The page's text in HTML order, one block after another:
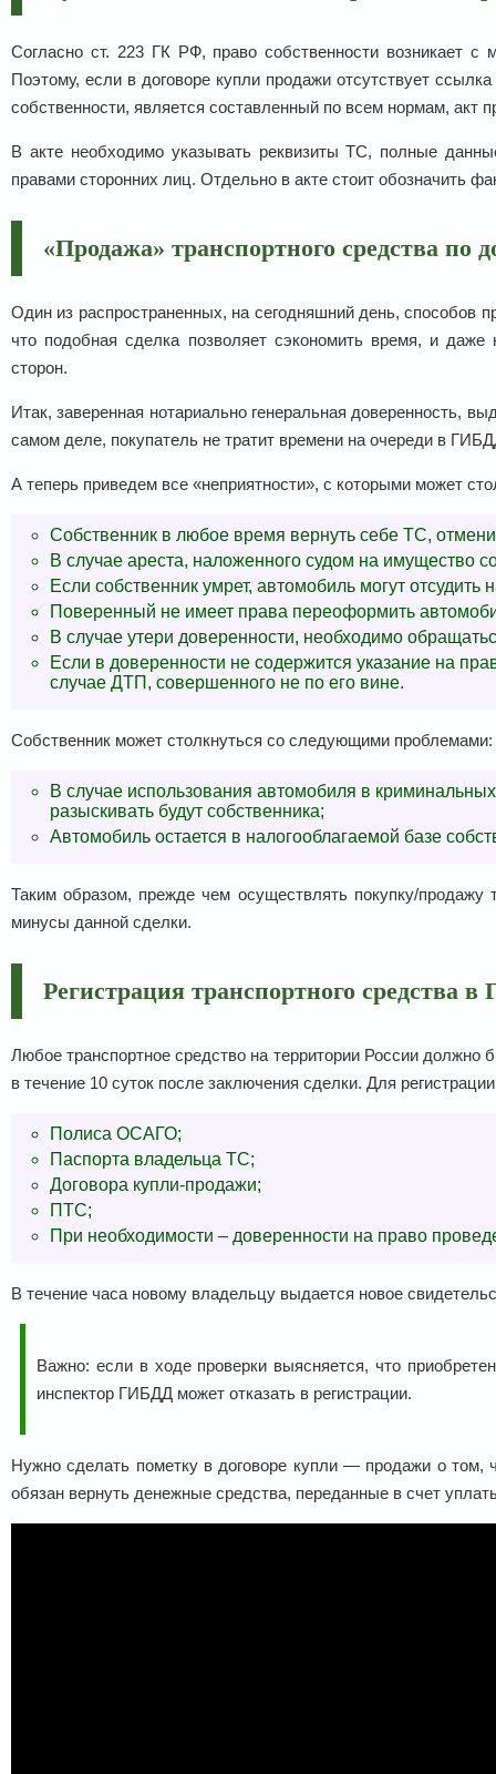
Согласно ст. 223 ГК РФ, право собственности возникает
Поэтому, если в договоре купли продажи отсутствует
собственности, является составленный по всем нормам, акт
В акте необходимо указывать реквизиты ТС, полные
правами сторонних лиц. Отдельно в акте стоит обозначить
«Продажа» транспортного средства по
Один из распространенных, на сегодняшний день, способов
что подобная сделка позволяет сэкономить время, и
сторон.
Итак, заверенная нотариально генеральная доверенность,
самом деле, покупатель не тратит времени на очереди в
А теперь приведем все «неприятности», с которыми может
Собственник в любое время вернуть себе ТС,
В случае ареста, наложенного судом на имущество
Если собственник умрет, автомобиль могут отсудить
Поверенный не имеет права переоформить
В случае утери доверенности, необходимо
Если в доверенности не содержится указание на
случае ДТП, совершенного не по его вине.
Собственник может столкнуться со следующими проблемами:
В случае использования автомобиля в
разыскивать будут собственника;
Автомобиль остается в налогооблагаемой базе
Таким образом, прежде чем осуществлять покупку/продажу
минусы данной сделки.
Регистрация транспортного средства
Любое транспортное средство на территории России
в течение 10 суток после заключения сделки. Для
Полиса ОСАГО;
Паспорта владельца ТС;
Договора купли-продажи;
ПТС;
При необходимости – доверенности на право
В течение часа новому владельцу выдается новое
Важно: если в ходе проверки выясняется, что
инспектор ГИБДД может отказать в регистрации.
Нужно сделать пометку в договоре купли — продажи о том,
обязан вернуть денежные средства, переданные в счет